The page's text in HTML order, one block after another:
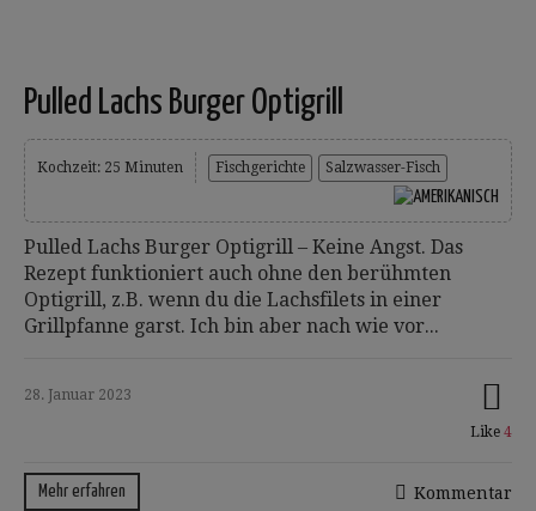
Pulled Lachs Burger Optigrill
Kochzeit: 25 Minuten Fischgerichte Salzwasser-Fisch
Pulled Lachs Burger Optigrill – Keine Angst. Das
Rezept funktioniert auch ohne den berühmten
Optigrill, z.B. wenn du die Lachsfilets in einer
Grillpfanne garst. Ich bin aber nach wie vor...
28. Januar 2023
Like 4
Mehr erfahren Kommentar